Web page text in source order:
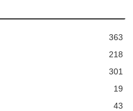
363
218
301
19
43